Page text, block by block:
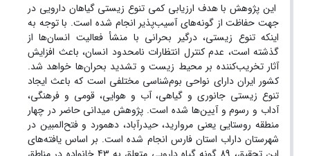
این پژوهش با هدف ارزیابی کمی تنوع زیستی گیاهان دارویی در
جهت حفاظت از گونه‌های آسیب‌پذیر انجام شده است. با توجه به
اینکه تنوع زیستی، درگیر بحرانی با منشأ فعالیت انسان‌ها از
گذشته است، عدم کنترل انتظارات نامحدود انسان، باعث افزایش
آثار تخریب‌کننده بر محیط زیست و تشدید بحران‌ها خواهد شد.
کشور ایران دارای نواحی بوم‌شناسی مختلفی است که باعث ایجاد
تنوع زیستی جانوری و گیاهی، آب و هوایی، قومی و فرهنگی،
آداب و رسوم و آیین‌ها شده است. پژوهش میدانی حاضر در چهار
منطقه روستایی یعنی مروارید، حیدرآباد، دهمورد و فتح‌المبین در
شهرستان داراب استان فارس انجام شده است. بر اساس یافته‌های